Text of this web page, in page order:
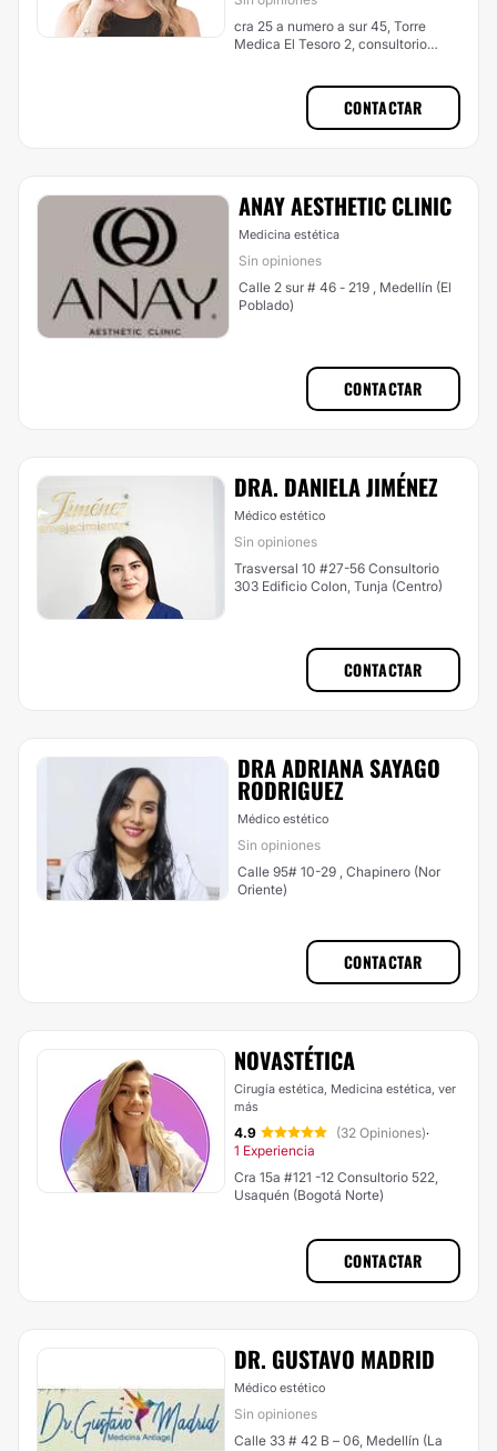
cra 25 a numero a sur 45, Torre
Medica El Tesoro 2, consultorio
CONTACTAR
ANAY AESTHETIC CLINIC
Medicina estética
Sin opiniones
Calle 2 sur # 46 - 219 , Medellín (El
Poblado)
CONTACTAR
DRA. DANIELA JIMÉNEZ
Médico estético
Sin opiniones
Trasversal 10 #27-56 Consultorio
303 Edificio Colon, Tunja (Centro)
CONTACTAR
DRA ADRIANA SAYAGO
RODRIGUEZ
Médico estético
Sin opiniones
Calle 95# 10-29 , Chapinero (Nor
Oriente)
CONTACTAR
NOVASTÉTICA
Cirugía estética, Medicina estética, ver
más
4.9 (32 Opiniones)·
1 Experiencia
Cra 15a #121 -12 Consultorio 522,
Usaquén (Bogotá Norte)
CONTACTAR
DR. GUSTAVO MADRID
Médico estético
Sin opiniones
Calle 33 # 42 B – 06, Medellín (La